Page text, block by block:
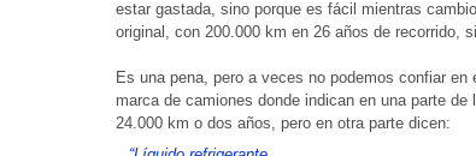
estar gastada, sino porque es fácil mientras
original, con 200.000 km en 26 años de recorrido,
Es una pena, pero a veces no podemos confiar
marca de camiones donde indican en una parte
24.000 km o dos años, pero en otra parte dicen: